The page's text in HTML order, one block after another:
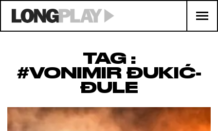
TAG :
#VONIMIR ĐUKIĆ-
ĐULE